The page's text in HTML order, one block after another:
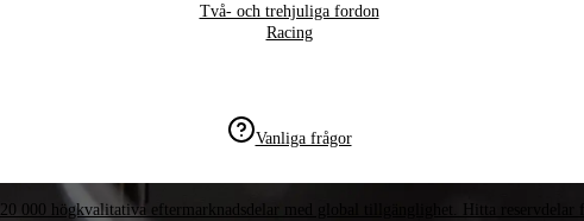
Två- och trehjuliga fordon
Racing
Vanliga frågor
20 000 högkvalitativa eftermarknadsdelar med global tillgänglighet. Hitta reservdelar